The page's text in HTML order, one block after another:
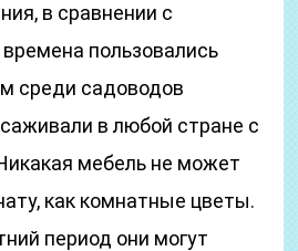
в сравнении с
пользовались
среди садоводов
в любой стране с
мебель не может
как комнатные цветы.
период они могут